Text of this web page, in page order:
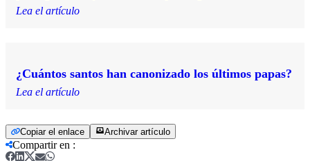
Lea el artículo
¿Cuántos santos han canonizado los últimos papas?
Lea el artículo
Copiar el enlace Archivar artículo
Compartir en :